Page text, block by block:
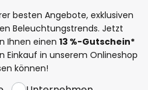
besten Angebote, exklusiven
Beleuchtungstrends. Jetzt
Ihnen einen 13 %-Gutschein*
Einkauf in unserem Onlineshop
können!